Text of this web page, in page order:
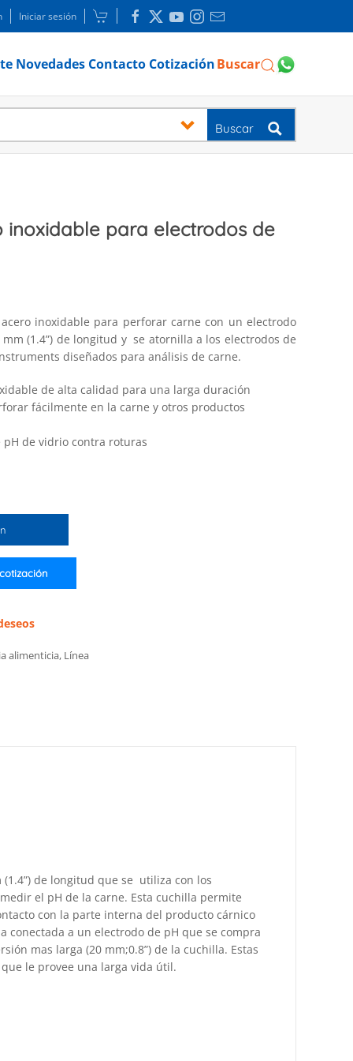
Iniciar sesión
Novedades Contacto CotizaciónBuscar
Buscar
inoxidable para electrodos de
inoxidable para perforar carne con un electrodo
(1.4”) de longitud y se atornilla a los electrodos de
diseñados para análisis de carne.
de alta calidad para una larga duración
fácilmente en la carne y otros productos
pH de vidrio contra roturas
alimenticia, Línea
de longitud que se utiliza con los
el pH de la carne. Esta cuchilla permite
con la parte interna del producto cárnico
a un electrodo de pH que se compra
mas larga (20 mm;0.8”) de la cuchilla. Estas
le provee una larga vida útil.